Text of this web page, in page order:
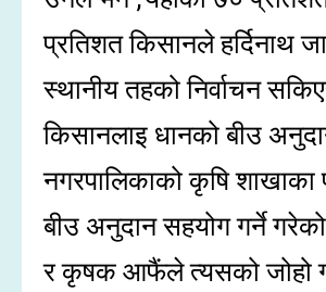
प्रतिशत किसानले हर्दिनाथ
स्थानीय तहको निर्वाचन
किसानलाइ धानको बीउ
नगरपालिकाको कृषि
बीउ अनुदान सहयोग गर्ने
र कृषक आफैंले त्यसको जोहो